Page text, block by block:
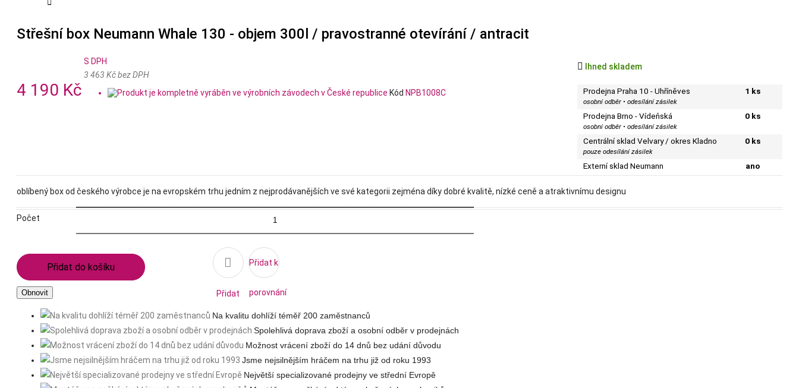
Střešní box Neumann Whale 130 - objem 300l / pravostranné otevírání / antracit
4 190 Kč
S DPH
3 463 Kč bez DPH
Kód NPB1008C
 Ihned skladem
Prodejna Praha 10 - Uhříněves
osobní odběr • odesílání zásilek
1 ks
Prodejna Brno - Vídeňská
osobní odběr • odesílání zásilek
0 ks
Centrální sklad Velvary / okres Kladno
pouze odesílání zásilek
0 ks
Externí sklad Neumann ano
oblíbený box od českého výrobce je na evropském trhu jedním z nejprodávanějších ve své kategorii zejména díky dobré kvalitě, nízké ceně a atraktivnímu designu
Počet
Přidat do košíku 
Přidat
přání
Přidat k
porovnání
Na kvalitu dohlíží téměř 200 zaměstnanců
Spolehlivá doprava zboží a osobní odběr v prodejnách
Možnost vrácení zboží do 14 dnů bez udání důvodu
Jsme nejsilnějším hráčem na trhu již od roku 1993
Největší specializované prodejny ve střední Evropě